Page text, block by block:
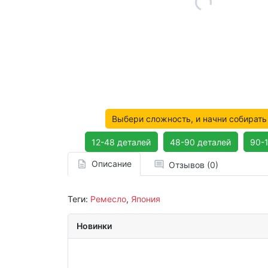
Выбери сложность, и начни
12-48 деталей 48-90 деталей 90-
Описание Отзывов (0)
Теги: Ремесло, Япония
Новинки